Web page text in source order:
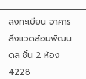
ลงทะเบียน อาคาร
สิ่งแวดล้อมพัฒน
ดล ชั้น 2 ห้อง
4228